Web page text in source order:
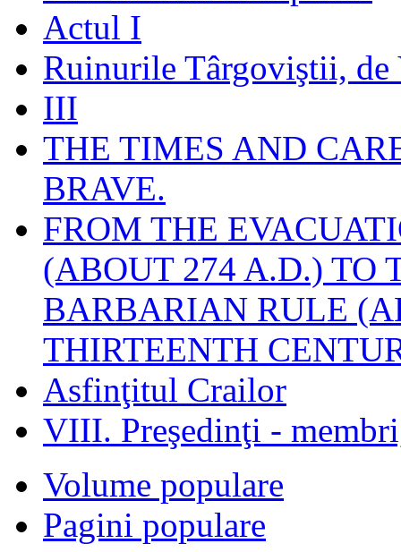
Actul I
Ruinurile Târgoviştii, de
III
THE TIMES AND
BRAVE.
FROM THE
(ABOUT 274 A.D.) TO
BARBARIAN RULE
THIRTEENTH
Asfinţitul Crailor
VIII. Preşedinţi -
Volume populare
Pagini populare